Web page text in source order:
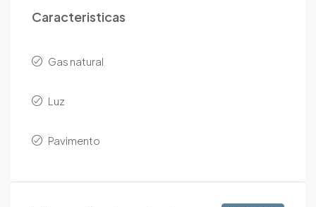
Caracteristicas
Gas natural
Luz
Pavimento